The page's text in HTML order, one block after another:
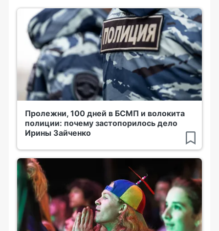
Пролежни, 100 дней в БСМП и волокита
полиции: почему застопорилось дело
Ирины Зайченко